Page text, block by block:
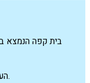
בית קפה הנמצא
העסק רווחי, העושה מחזור שנתי של כ-7 מליון ש"ח.